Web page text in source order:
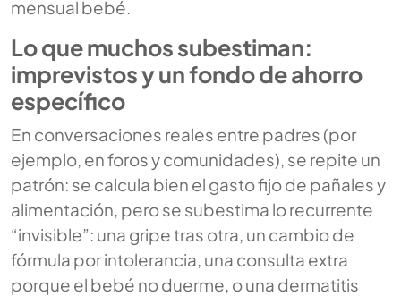
mensual bebé.
Lo que muchos subestiman:
imprevistos y un fondo de ahorro
específico
En conversaciones reales entre padres (por
ejemplo, en foros y comunidades), se repite un
patrón: se calcula bien el gasto fijo de pañales y
alimentación, pero se subestima lo recurrente
“invisible”: una gripe tras otra, un cambio de
fórmula por intolerancia, una consulta extra
porque el bebé no duerme, o una dermatitis